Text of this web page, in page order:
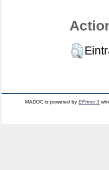
MADOC is powered byEPrints 3